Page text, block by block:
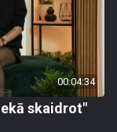
00:04:34
skaidrot"